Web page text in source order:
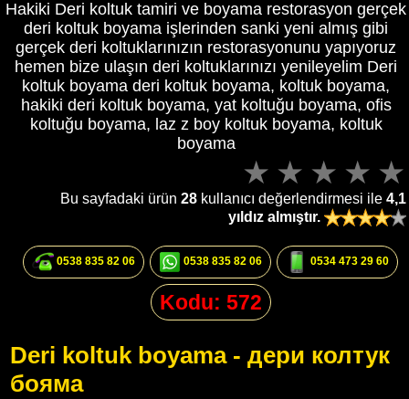
Hakiki Deri koltuk tamiri ve boyama restorasyon gerçek
deri koltuk boyama işlerinden sanki yeni almış gibi
gerçek deri koltuklarınızın restorasyonunu yapıyoruz
hemen bize ulaşın deri koltuklarınızı yenileyelim Deri
koltuk boyama deri koltuk boyama, koltuk boyama,
hakiki deri koltuk boyama, yat koltuğu boyama, ofis
koltuğu boyama, laz z boy koltuk boyama, koltuk
boyama
Bu sayfadaki ürün28 kullanıcı değerlendirmesi ile4,1
yıldız almıştır.
0538 835 82 06 0538 835 82 06 0534 473 29 60
Kodu: 572
Deri koltuk boyama - дери колтук
бояма